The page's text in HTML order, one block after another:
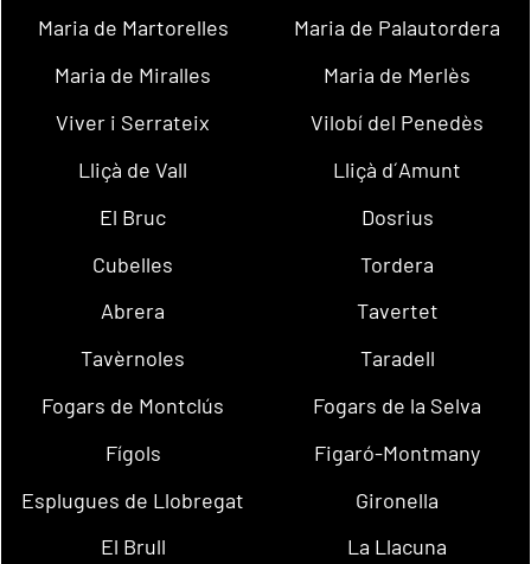
Maria de Martorelles
Maria de Palautordera
Maria de Miralles
Maria de Merlès
Viver i Serrateix
Vilobí del Penedès
Lliçà de Vall
Lliçà d´Amunt
El Bruc
Dosrius
Cubelles
Tordera
Abrera
Tavertet
Tavèrnoles
Taradell
Fogars de Montclús
Fogars de la Selva
Fígols
Figaró-Montmany
Esplugues de Llobregat
Gironella
El Brull
La Llacuna